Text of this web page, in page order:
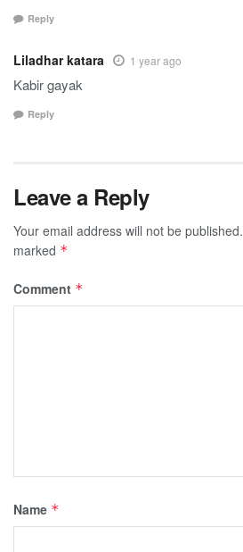
Reply
Liladhar katara 1 year ago
Kabir gayak
Reply
Leave a Reply
Your email address will not be published.
marked *
Comment *
Name *